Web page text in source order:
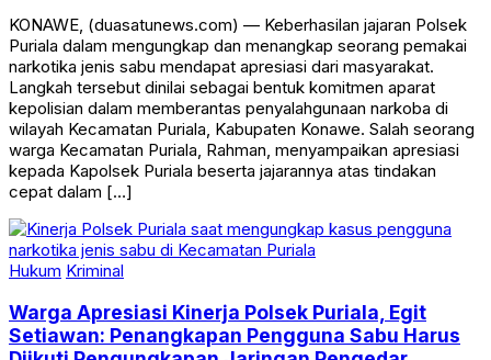
KONAWE, (duasatunews.com) — Keberhasilan jajaran Polsek
Puriala dalam mengungkap dan menangkap seorang pemakai
narkotika jenis sabu mendapat apresiasi dari masyarakat.
Langkah tersebut dinilai sebagai bentuk komitmen aparat
kepolisian dalam memberantas penyalahgunaan narkoba di
wilayah Kecamatan Puriala, Kabupaten Konawe. Salah seorang
warga Kecamatan Puriala, Rahman, menyampaikan apresiasi
kepada Kapolsek Puriala beserta jajarannya atas tindakan
cepat dalam […]
Hukum Kriminal
Warga Apresiasi Kinerja Polsek Puriala, Egit
Setiawan: Penangkapan Pengguna Sabu Harus